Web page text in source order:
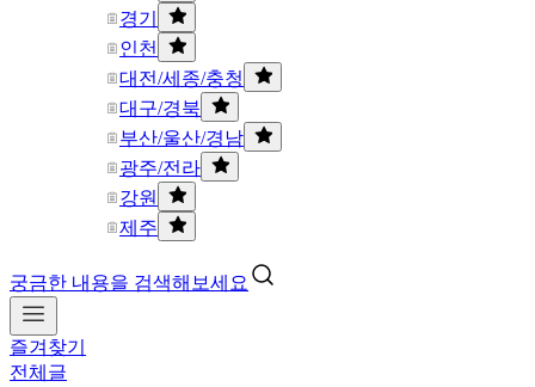
경기
인천
대전/세종/충청
대구/경북
부산/울산/경남
광주/전라
강원
제주
궁금한 내용을 검색해보세요
즐겨찾기
전체글